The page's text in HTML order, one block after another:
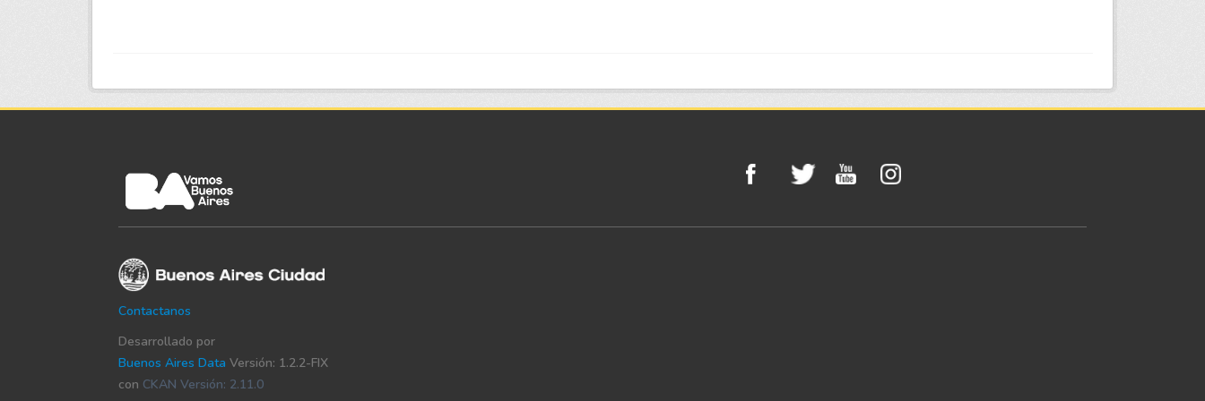
Contactanos
Desarrollado por
Buenos Aires Data Versión: 1.2.2-FIX
con CKAN Versión: 2.11.0